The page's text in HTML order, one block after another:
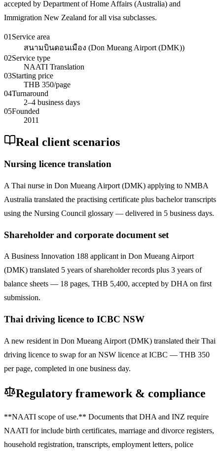
accepted by Department of Home Affairs (Australia) and
Immigration New Zealand for all visa subclasses.
01 Service area
สนามบินดอนเมือง (Don Mueang Airport (DMK))
02Service type
NAATI Translation
03Starting price
THB 350/page
04Turnaround
2–4 business days
05Founded
2011
Real client scenarios
Nursing licence translation
A Thai nurse in Don Mueang Airport (DMK) applying to NMBA
Australia translated the practising certificate plus bachelor transcripts
using the Nursing Council glossary — delivered in 5 business days.
Shareholder and corporate document set
A Business Innovation 188 applicant in Don Mueang Airport
(DMK) translated 5 years of shareholder records plus 3 years of
balance sheets — 18 pages, THB 5,400, accepted by DHA on first
submission.
Thai driving licence to ICBC NSW
A new resident in Don Mueang Airport (DMK) translated their Thai
driving licence to swap for an NSW licence at ICBC — THB 350
per page, completed in one business day.
Regulatory framework & compliance
**NAATI scope of use.** Documents that DHA and INZ require
NAATI for include birth certificates, marriage and divorce registers,
household registration, transcripts, employment letters, police